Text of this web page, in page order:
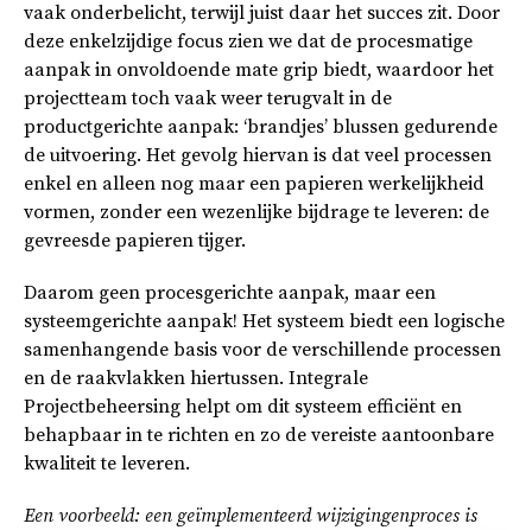
vaak onderbelicht, terwijl juist daar het succes zit. Door
deze enkelzijdige focus zien we dat de procesmatige
aanpak in onvoldoende mate grip biedt, waardoor het
projectteam toch vaak weer terugvalt in de
productgerichte aanpak: ‘brandjes’ blussen gedurende
de uitvoering. Het gevolg hiervan is dat veel processen
enkel en alleen nog maar een papieren werkelijkheid
vormen, zonder een wezenlijke bijdrage te leveren: de
gevreesde papieren tijger.
Daarom geen procesgerichte aanpak, maar een
systeemgerichte aanpak! Het systeem biedt een logische
samenhangende basis voor de verschillende processen
en de raakvlakken hiertussen. Integrale
Projectbeheersing helpt om dit systeem efficiënt en
behapbaar in te richten en zo de vereiste aantoonbare
kwaliteit te leveren.
Een voorbeeld: een geïmplementeerd wijzigingenproces is